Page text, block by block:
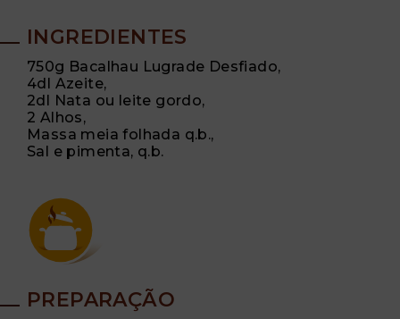
INGREDIENTES
750g Bacalhau Lugrade Desfiado,
4dl Azeite,
2dl Nata ou leite gordo,
2 Alhos,
Massa meia folhada q.b.,
Sal e pimenta, q.b.
PREPARAÇÃO